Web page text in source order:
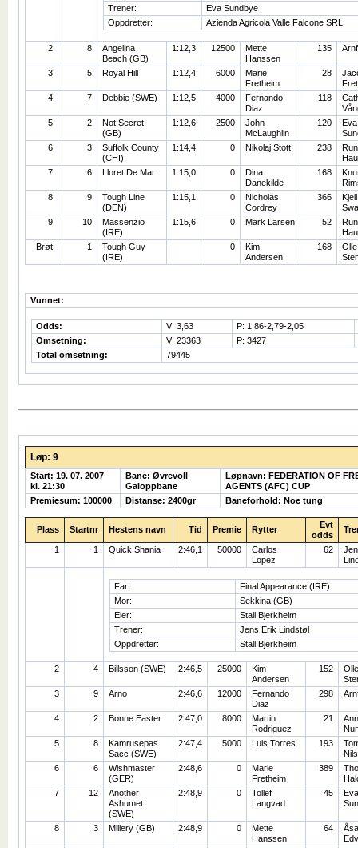
Trener:
Eva Sundbye
Oppdretter:
Azienda Agricola Valle Falcone SRL
2 8
Angelina
Beach (GB)
1:12,3 12500
Mette
Hanssen
135
3 5 Royal Hill 1:12,4 6000
Marie
Fretheim
28
4
7 Debbie (SWE) 1:12,5 4000
Fernando
Diaz
118
5
2
Not Secret
(GB)
1:12,6 2500
John
McLaughlin
120
Eva
6
3
Suffolk County
(CHI)
1:14,4 0 Nikolaj Stott 238
7
6 Lloret De Mar 1:15,0 0
Dina
Danekilde
168
8
9
Tough Line
(DEN)
1:15,1 0
Nicholas
Cordrey
366
9
10
Massenzio
(IRE)
1:15,6 0 Mark Larsen 52
Brøt
1
Tough Guy
(IRE)
0
Kim
Andersen
168
Olle
Vunnet:
Odds: V: 3,63
P: 1,86-2,79-2,05
Omsetning:
V: 23363
P: 3427
Total omsetning:
79445
Løp: 9
Start: 19. 07. 2007
kl. 21:30
Bane: Øvrevoll
Galoppbane
Løpnavn: FEDERATION OF
AGENTS (AFC) CUP
Premiesum: 100000
Distanse: 2400gr Baneforhold: Noe tung
Plass Startnr Hestens navn Tid Premie Rytter
Evt
odds
1 1 Quick Shania 2:46,1 50000
Carlos
Lopez
62
Far:
Final Appearance (IRE)
Mor:
Sekkina (GB)
Eier:
Stall Bjerkheim
Trener:
Jens Erik Lindstøl
Oppdretter:
Stall Bjerkheim
2 4 Billsson (SWE) 2:46,5 25000
Kim
Andersen
152
Olle
3
9 Arno 2:46,6 12000
Fernando
Diaz
298
4 2 Bonne Easter 2:47,0 8000
Martin
Rodriguez
21
5
8
Kamrusepas
Sacc (SWE)
2:47,4 5000 Luis Torres 193
6
6
Wishmaster
(GER)
2:48,6 0
Marie
Fretheim
389
7
12
Another
Ashumet
(SWE)
2:48,9 0
Tollef
Langvad
45
Eva
8 3 Millery (GB) 2:48,9 0
Mette
Hanssen
64
Åsa